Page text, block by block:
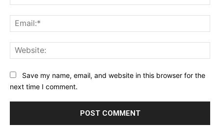
Save my name, email, and website in this browser for the
next time I comment.